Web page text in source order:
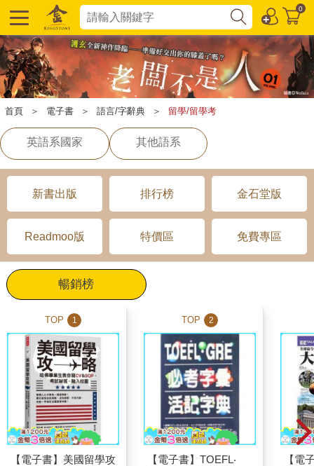
0
首頁 ＞ 電子書 ＞ 語言/字辭典 ＞ 留學/留學考
英語系國家 其他語系
新書出版 排行榜 金石堂版
Readmoo版 特價區 免費專區
暢銷榜
TOP 1
【電子書】美國留學攻
TOP 2
【電子書】TOEFL‧
【電